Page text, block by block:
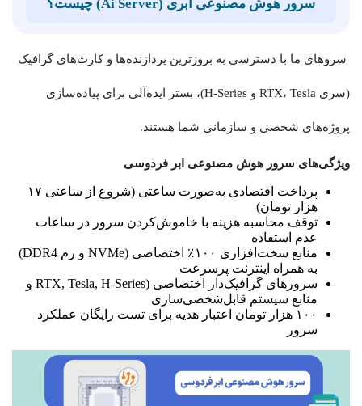
سرور هوش مصنوعی ابری (Ai Server) چیست؟
سروهای ما با دسترسی به بروزترین پردازنده‌ها و کارت‌های گرافیک
(سری RTX، Tesla و H-Series)، بستر ایده‌آلی برای پیاده‌سازی
پروژه‌های شخصی و سازمانی شما هستند.
ویژگی‌های سرور هوش مصنوعی ابر فردوسی
پرداخت اقتصادی به‌صورت ساعتی (شروع از ساعتی ۱۷
هزار تومان)
توقف محاسبه هزینه با خاموش‌کردن سرور در ساعات
عدم استفاده
منابع سخت‌افزاری ۱۰۰٪ اختصاصی (NVMe و رم DDR4)
به همراه اینترنت پرسرعت
سرورهای گرافیک‌دار اختصاصی (RTX, Tesla, H-Series و
منابع سیستم قابل‌شخصی‌سازی
۱۰۰ هزار تومان اعتبار هدیه برای تست رایگان عملکرد
سرور